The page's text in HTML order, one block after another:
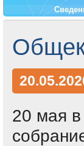
20 мая в